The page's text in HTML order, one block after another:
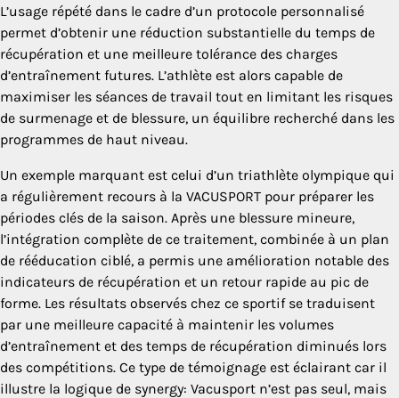
L’usage répété dans le cadre d’un protocole personnalisé
permet d’obtenir une réduction substantielle du temps de
récupération et une meilleure tolérance des charges
d’entraînement futures. L’athlète est alors capable de
maximiser les séances de travail tout en limitant les risques
de surmenage et de blessure, un équilibre recherché dans les
programmes de haut niveau.
Un exemple marquant est celui d’un triathlète olympique qui
a régulièrement recours à la VACUSPORT pour préparer les
périodes clés de la saison. Après une blessure mineure,
l’intégration complète de ce traitement, combinée à un plan
de rééducation ciblé, a permis une amélioration notable des
indicateurs de récupération et un retour rapide au pic de
forme. Les résultats observés chez ce sportif se traduisent
par une meilleure capacité à maintenir les volumes
d’entraînement et des temps de récupération diminués lors
des compétitions. Ce type de témoignage est éclairant car il
illustre la logique de synergy: Vacusport n’est pas seul, mais